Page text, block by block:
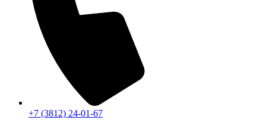
+7 (3812) 24-01-67